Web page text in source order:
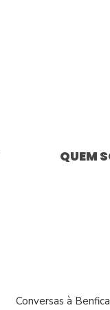
QUEM
Conversas à Benfica